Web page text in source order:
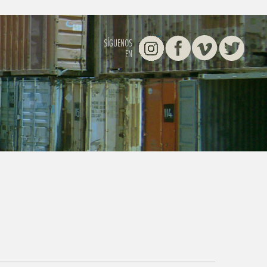
SÍGUENOS
EN
InstagramFacebookVimeoTwitter